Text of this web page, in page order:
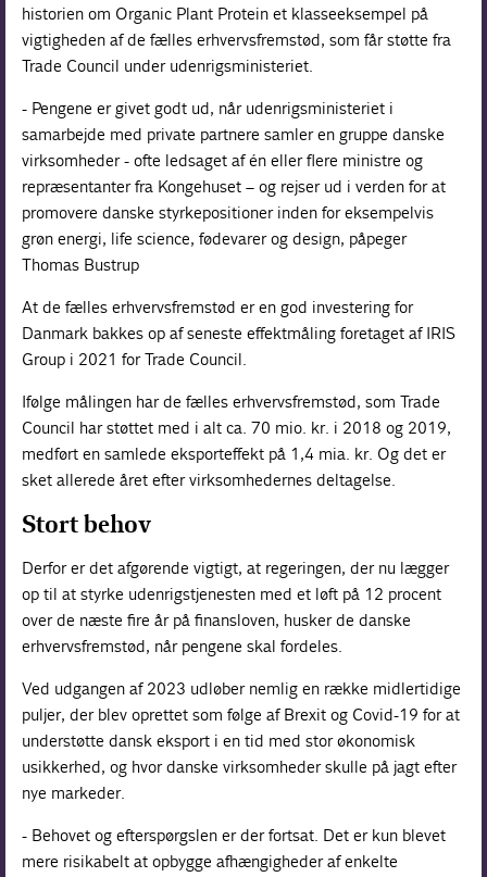
historien om Organic Plant Protein et klasseeksempel på
vigtigheden af de fælles erhvervsfremstød, som får støtte fra
Trade Council under udenrigsministeriet.
- Pengene er givet godt ud, når udenrigsministeriet i
samarbejde med private partnere samler en gruppe danske
virksomheder - ofte ledsaget af én eller flere ministre og
repræsentanter fra Kongehuset – og rejser ud i verden for at
promovere danske styrkepositioner inden for eksempelvis
grøn energi, life science, fødevarer og design, påpeger
Thomas Bustrup
At de fælles erhvervsfremstød er en god investering for
Danmark bakkes op af seneste effektmåling foretaget af IRIS
Group i 2021 for Trade Council.
Ifølge målingen har de fælles erhvervsfremstød, som Trade
Council har støttet med i alt ca. 70 mio. kr. i 2018 og 2019,
medført en samlede eksporteffekt på 1,4 mia. kr. Og det er
sket allerede året efter virksomhedernes deltagelse.
Stort behov
Derfor er det afgørende vigtigt, at regeringen, der nu lægger
op til at styrke udenrigstjenesten med et løft på 12 procent
over de næste fire år på finansloven, husker de danske
erhvervsfremstød, når pengene skal fordeles.
Ved udgangen af 2023 udløber nemlig en række midlertidige
puljer, der blev oprettet som følge af Brexit og Covid-19 for at
understøtte dansk eksport i en tid med stor økonomisk
usikkerhed, og hvor danske virksomheder skulle på jagt efter
nye markeder.
- Behovet og efterspørgslen er der fortsat. Det er kun blevet
mere risikabelt at opbygge afhængigheder af enkelte